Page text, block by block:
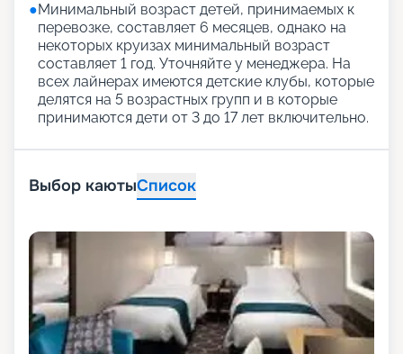
●Минимальный возраст детей, принимаемых к
перевозке, составляет 6 месяцев, однако на
некоторых круизах минимальный возраст
составляет 1 год. Уточняйте у менеджера. На
всех лайнерах имеются детские клубы, которые
делятся на 5 возрастных групп и в которые
принимаются дети от 3 до 17 лет включительно.
Выбор каютыСписок